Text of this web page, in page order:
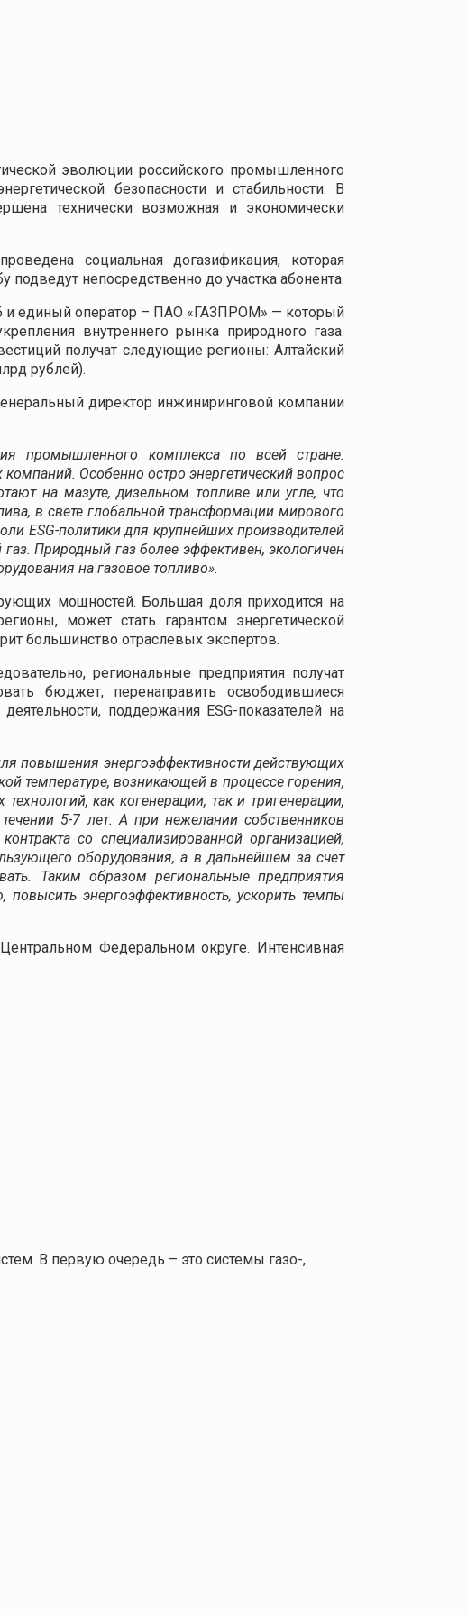
эволюции российского промышленного
безопасности и стабильности. В
технически возможная и экономически
социальная догазификация, которая
подведут непосредственно до участка абонента.
и единый оператор – ПАО «ГАЗПРОМ» — который
внутреннего рынка природного газа.
получат следующие регионы: Алтайский
рублей).
директор инжиниринговой компании
промышленного комплекса по всей стране.
Особенно остро энергетический вопрос
на мазуте, дизельном топливе или угле, что
в свете глобальной трансформации мирового
ESG-политики для крупнейших производителей
Природный газ более эффективен, экологичен
на газовое топливо».
мощностей. Большая доля приходится на
может стать гарантом энергетической
большинство отраслевых экспертов.
региональные предприятия получат
бюджет, перенаправить освободившиеся
поддержания ESG-показателей на
повышения энергоэффективности действующих
температуре, возникающей в процессе горения,
как когенерации, так и тригенерации,
5-7 лет. А при нежелании собственников
со специализированной организацией,
оборудования, а в дальнейшем за счет
Таким образом региональные предприятия
энергоэффективность, ускорить темпы
Федеральном округе. Интенсивная
В первую очередь – это системы газо-,